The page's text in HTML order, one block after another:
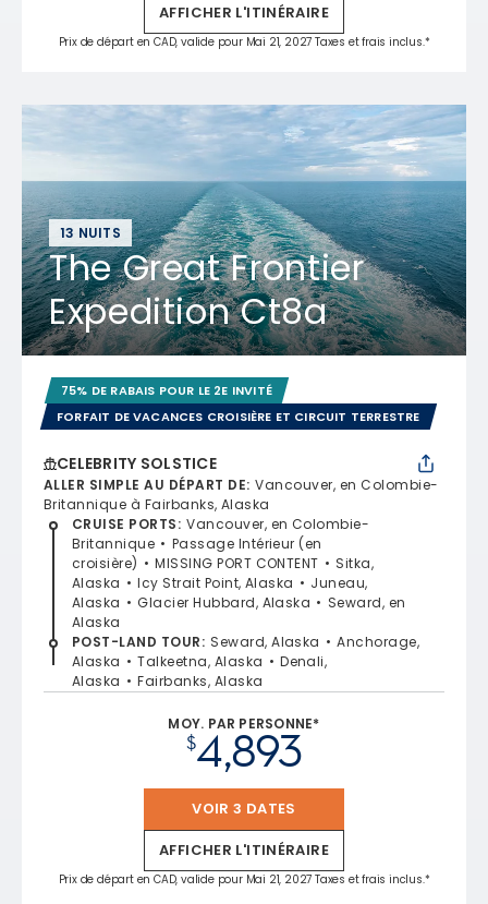
AFFICHER L'ITINÉRAIRE
Prix de départ en CAD, valide pour Mai 21, 2027 Taxes et frais inclus.*
13 NUITS
The Great Frontier
Expedition Ct8a
75% DE RABAIS POUR LE 2E INVITÉ
FORFAIT DE VACANCES CROISIÈRE ET CIRCUIT TERRESTRE
CELEBRITY SOLSTICE
ALLER SIMPLE AU DÉPART DE: Vancouver, en Colombie-
Britannique à Fairbanks, Alaska
CRUISE PORTS: Vancouver, en Colombie-
Britannique
Passage Intérieur (en
croisière)
MISSING PORT CONTENT
Sitka,
Alaska
Icy Strait Point, Alaska
Juneau,
Alaska
Glacier Hubbard, Alaska
Seward, en
Alaska
POST-LAND TOUR: Seward, Alaska
Anchorage,
Alaska
Talkeetna, Alaska
Denali,
Alaska
Fairbanks, Alaska
MOY. PAR PERSONNE*
$4,893
VOIR 3 DATES
AFFICHER L'ITINÉRAIRE
Prix de départ en CAD, valide pour Mai 21, 2027 Taxes et frais inclus.*